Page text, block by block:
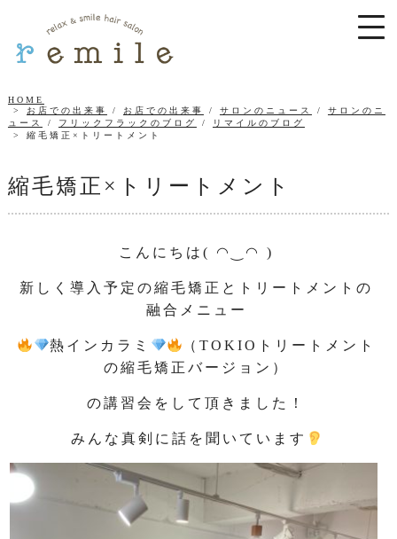
HOME
お店での出来事
/ お店での出来事 / サロンのニュース / サロンのニ
ュース
/ フリックフラックのブログ /
リマイルのブログ
縮毛矯正×トリートメント
縮毛矯正×トリートメント
こんにちは( ◠‿◠ )
新しく導入予定の縮毛矯正とトリートメントの
融合メニュー
熱インカラミ
（TOKIOトリートメント
の縮毛矯正バージョン）
の講習会をして頂きました！
みんな真剣に話を聞いています